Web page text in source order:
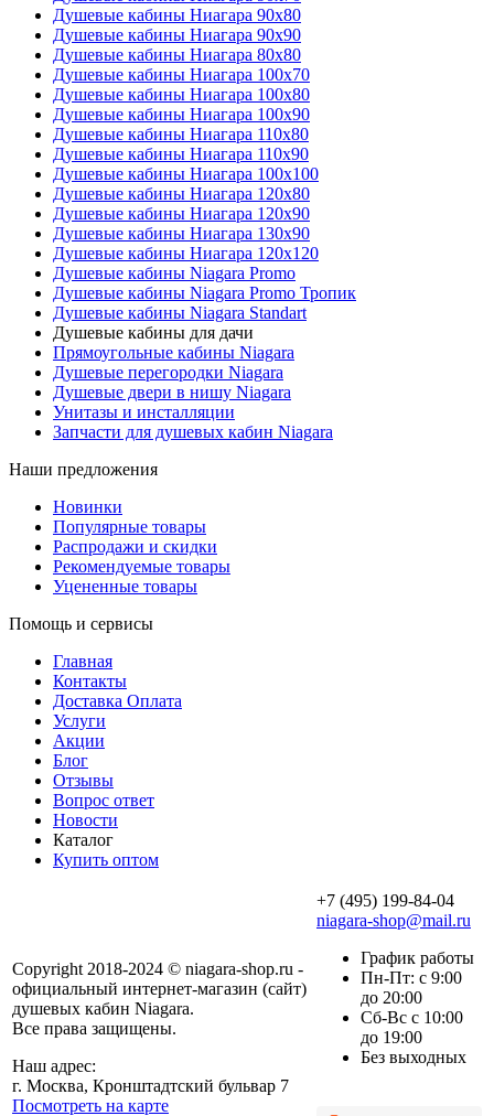
Душевые кабины Ниагара 90x80
Душевые кабины Ниагара 90x90
Душевые кабины Ниагара 80x80
Душевые кабины Ниагара 100x70
Душевые кабины Ниагара 100x80
Душевые кабины Ниагара 100x90
Душевые кабины Ниагара 110x80
Душевые кабины Ниагара 110x90
Душевые кабины Ниагара 100x100
Душевые кабины Ниагара 120x80
Душевые кабины Ниагара 120x90
Душевые кабины Ниагара 130x90
Душевые кабины Ниагара 120x120
Душевые кабины Niagara Promo
Душевые кабины Niagara Promo Тропик
Душевые кабины Niagara Standart
Душевые кабины для дачи
Прямоугольные кабины Niagara
Душевые перегородки Niagara
Душевые двери в нишу Niagara
Унитазы и инсталляции
Запчасти для душевых кабин Niagara
Наши предложения
Новинки
Популярные товары
Распродажи и скидки
Рекомендуемые товары
Уцененные товары
Помощь и сервисы
Главная
Контакты
Доставка Оплата
Услуги
Акции
Блог
Отзывы
Вопрос ответ
Новости
Каталог
Купить оптом
Copyright 2018-2024 © niagara-shop.ru -
официальный интернет-магазин (сайт)
душевых кабин Niagara.
Все права защищены.
Наш адрес:
г. Москва, Кронштадтский бульвар 7
Посмотреть на карте
+7 (495) 199-84-04
niagara-shop@mail.ru
График работы
Пн-Пт: с 9:00
до 20:00
Сб-Вс с 10:00
до 19:00
Без выходных